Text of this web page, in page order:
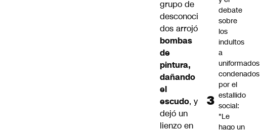
grupo de
desconoci
dos arrojó
bombas
de
pintura,
dañando
el
escudo, y
dejó un
lienzo en
debate
sobre
los
indultos
a
uniformados
condenados
por el
estallido
social:
"Le
hago un